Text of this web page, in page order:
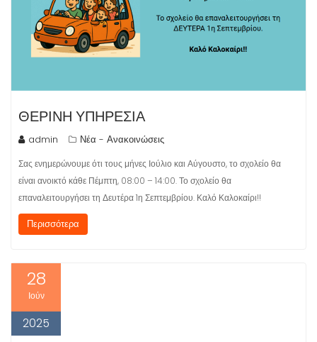
ΘΕΡΙΝΉ ΥΠΗΡΕΣΊΑ
admin Νέα - Ανακοινώσεις
Σας ενημερώνουμε ότι τους μήνες Ιούλιο και Αύγουστο, το σχολείο θα
είναι ανοικτό κάθε Πέμπτη, 08:00 – 14:00. Το σχολείο θα
επαναλειτουργήσει τη Δευτέρα 1η Σεπτεμβρίου. Καλό Καλοκαίρι!!
Περισσότερα
28
Ιούν
2025